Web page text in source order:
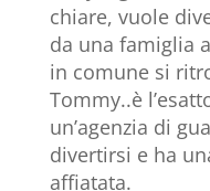
chiare, vuole
da una famiglia
in comune si
Tommy..è
un’agenzia di
divertirsi e ha
affiatata.